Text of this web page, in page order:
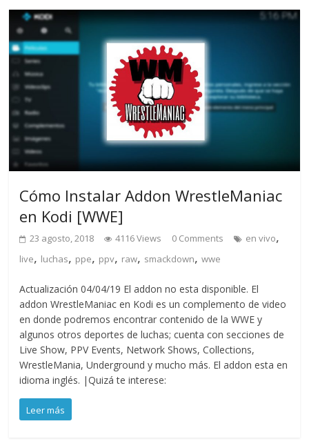
Cómo Instalar Addon WrestleManiac
en Kodi [WWE]
23 agosto, 2018 4116 Views 0 Comments en vivo,
live, luchas, ppe, ppv, raw, smackdown,wwe
Actualización 04/04/19 El addon no esta disponible. El
addon WrestleManiac en Kodi es un complemento de video
en donde podremos encontrar contenido de la WWE y
algunos otros deportes de luchas; cuenta con secciones de
Live Show, PPV Events, Network Shows, Collections,
WrestleMania, Underground y mucho más. El addon esta en
idioma inglés. |Quizá te interese:
Leer más